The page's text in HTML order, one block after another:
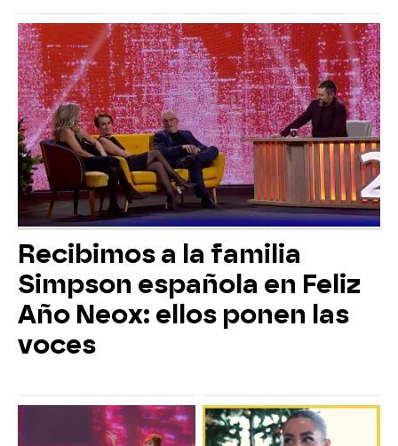
Recibimos a la familia
Simpson española en Feliz
Año Neox: ellos ponen las
voces